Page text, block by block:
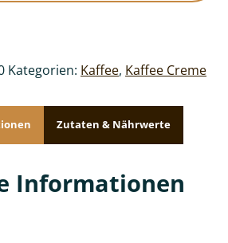
Kategorien: Kaffee, Kaffee Creme
Zutaten & Nährwerte
Informationen